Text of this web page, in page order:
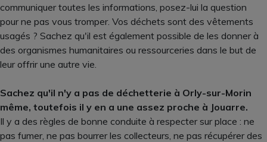
communiquer toutes les informations, posez-lui la question
pour ne pas vous tromper. Vos déchets sont des vêtements
usagés ? Sachez qu'il est également possible de les donner à
des organismes humanitaires ou ressourceries dans le but de
leur offrir une autre vie.
Sachez qu'il n'y a pas de déchetterie à Orly-sur-Morin
même, toutefois il y en a une assez proche à Jouarre.
Il y a des règles de bonne conduite à respecter sur place : ne
pas fumer, ne pas bourrer les collecteurs, ne pas récupérer des